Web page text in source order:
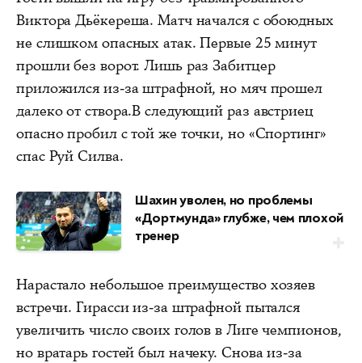
Виктора Дьёкереша. Матч начался с обоюдных
не слишком опасных атак. Первые 25 минут
прошли без ворот. Лишь раз Забитцер
приложился из-за штрафной, но мяч прошел
далеко от створа.В следующий раз австриец
опасно пробил с той же точки, но «Спортинг»
спас Руй Силва.
Шахин уволен, но проблемы
«Дортмунда» глубже, чем плохой
тренер
Нарастало небольшое преимущество хозяев
встречи. Гирасси из-за штрафной пытался
увеличить число своих голов в Лиге чемпионов,
но вратарь гостей был начеку. Снова из-за